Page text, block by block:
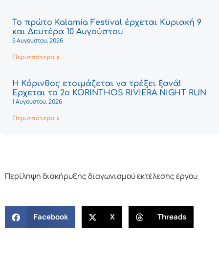
Το πρώτο Kalamia Festival έρχεται Κυριακή 9
και Δευτέρα 10 Αυγούστου
5 Αυγούστου, 2026
Περισσότερα »
Η Κόρινθος ετοιμάζεται να τρέξει ξανά!
Έρχεται το 2ο KORINTHOS RIVIERA NIGHT RUN
1 Αυγούστου, 2026
Περισσότερα »
Περίληψη διακήρυξης διαγωνισμού εκτέλεσης έργου
Facebook X Threads